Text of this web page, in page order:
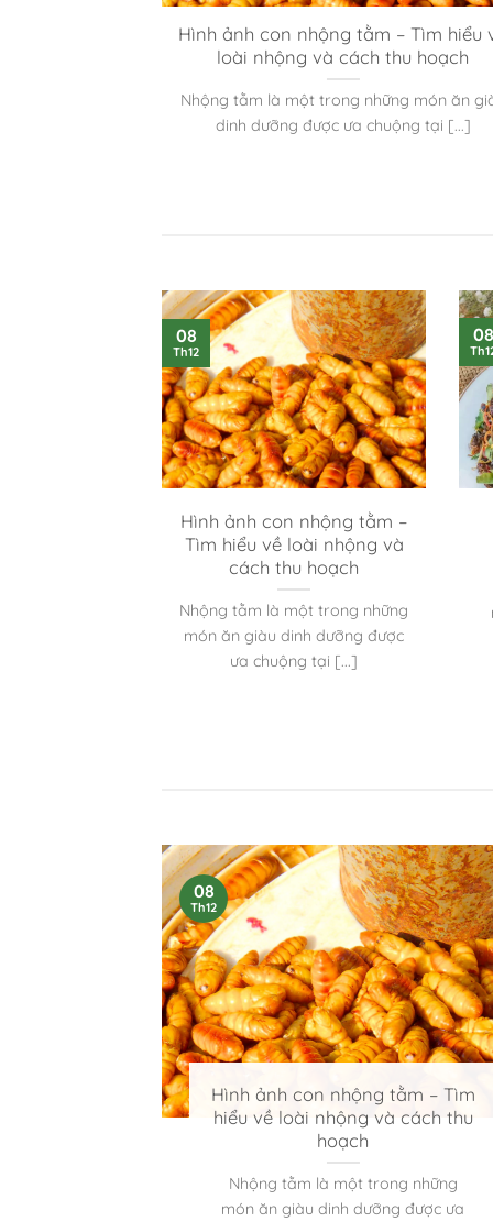
Hình ảnh con nhộng tằm – Tìm hiểu
loài nhộng và cách thu hoạch
Nhộng tằm là một trong những món ăn
dinh dưỡng được ưa chuộng tại [...]
Hình ảnh con nhộng tằm –
Tìm hiểu về loài nhộng và
cách thu hoạch
Nhộng tằm là một trong những
món ăn giàu dinh dưỡng được
ưa chuộng tại [...]
08
Th12
08
Hình ảnh con nhộng tằm – Tìm
hiểu về loài nhộng và cách thu
hoạch
Nhộng tằm là một trong những
món ăn giàu dinh dưỡng được ưa
08
Th12